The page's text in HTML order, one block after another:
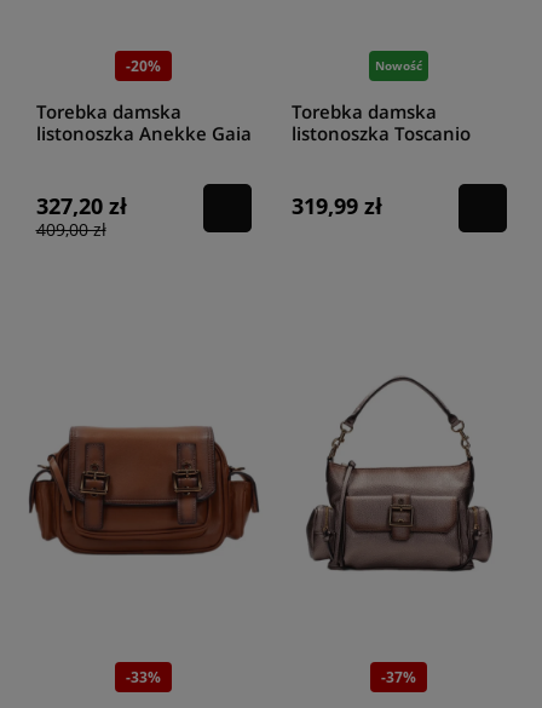
-20%
Torebka damska
listonoszka Anekke Gaia
327,20 zł
409,00 zł
Nowość
Torebka damska
listonoszka Toscanio
319,99 zł
-33% -37%